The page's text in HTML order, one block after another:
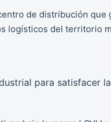
de distribución que
logísticos del territorio
para satisfacer